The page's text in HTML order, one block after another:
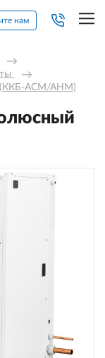
нам
→
→
(ККБ-АСМ/АНМ)